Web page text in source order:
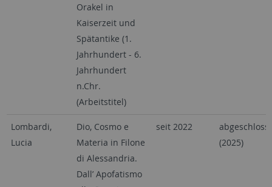
Orakel in
Kaiserzeit und
Spätantike (1.
Jahrhundert - 6.
Jahrhundert
n.Chr.
(Arbeitstitel)
Lombardi,
Lucia
Dio, Cosmo e
Materia in Filone
di Alessandria.
Dall’ Apofatismo
seit 2022
(2025)